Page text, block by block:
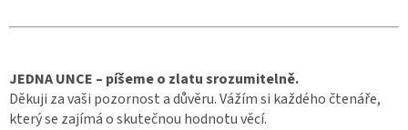
JEDNA UNCE – píšeme o zlatu srozumitelně.
Děkuji za vaši pozornost a důvěru. Vážím si každého čtenáře,
který se zajímá o skutečnou hodnotu věcí.